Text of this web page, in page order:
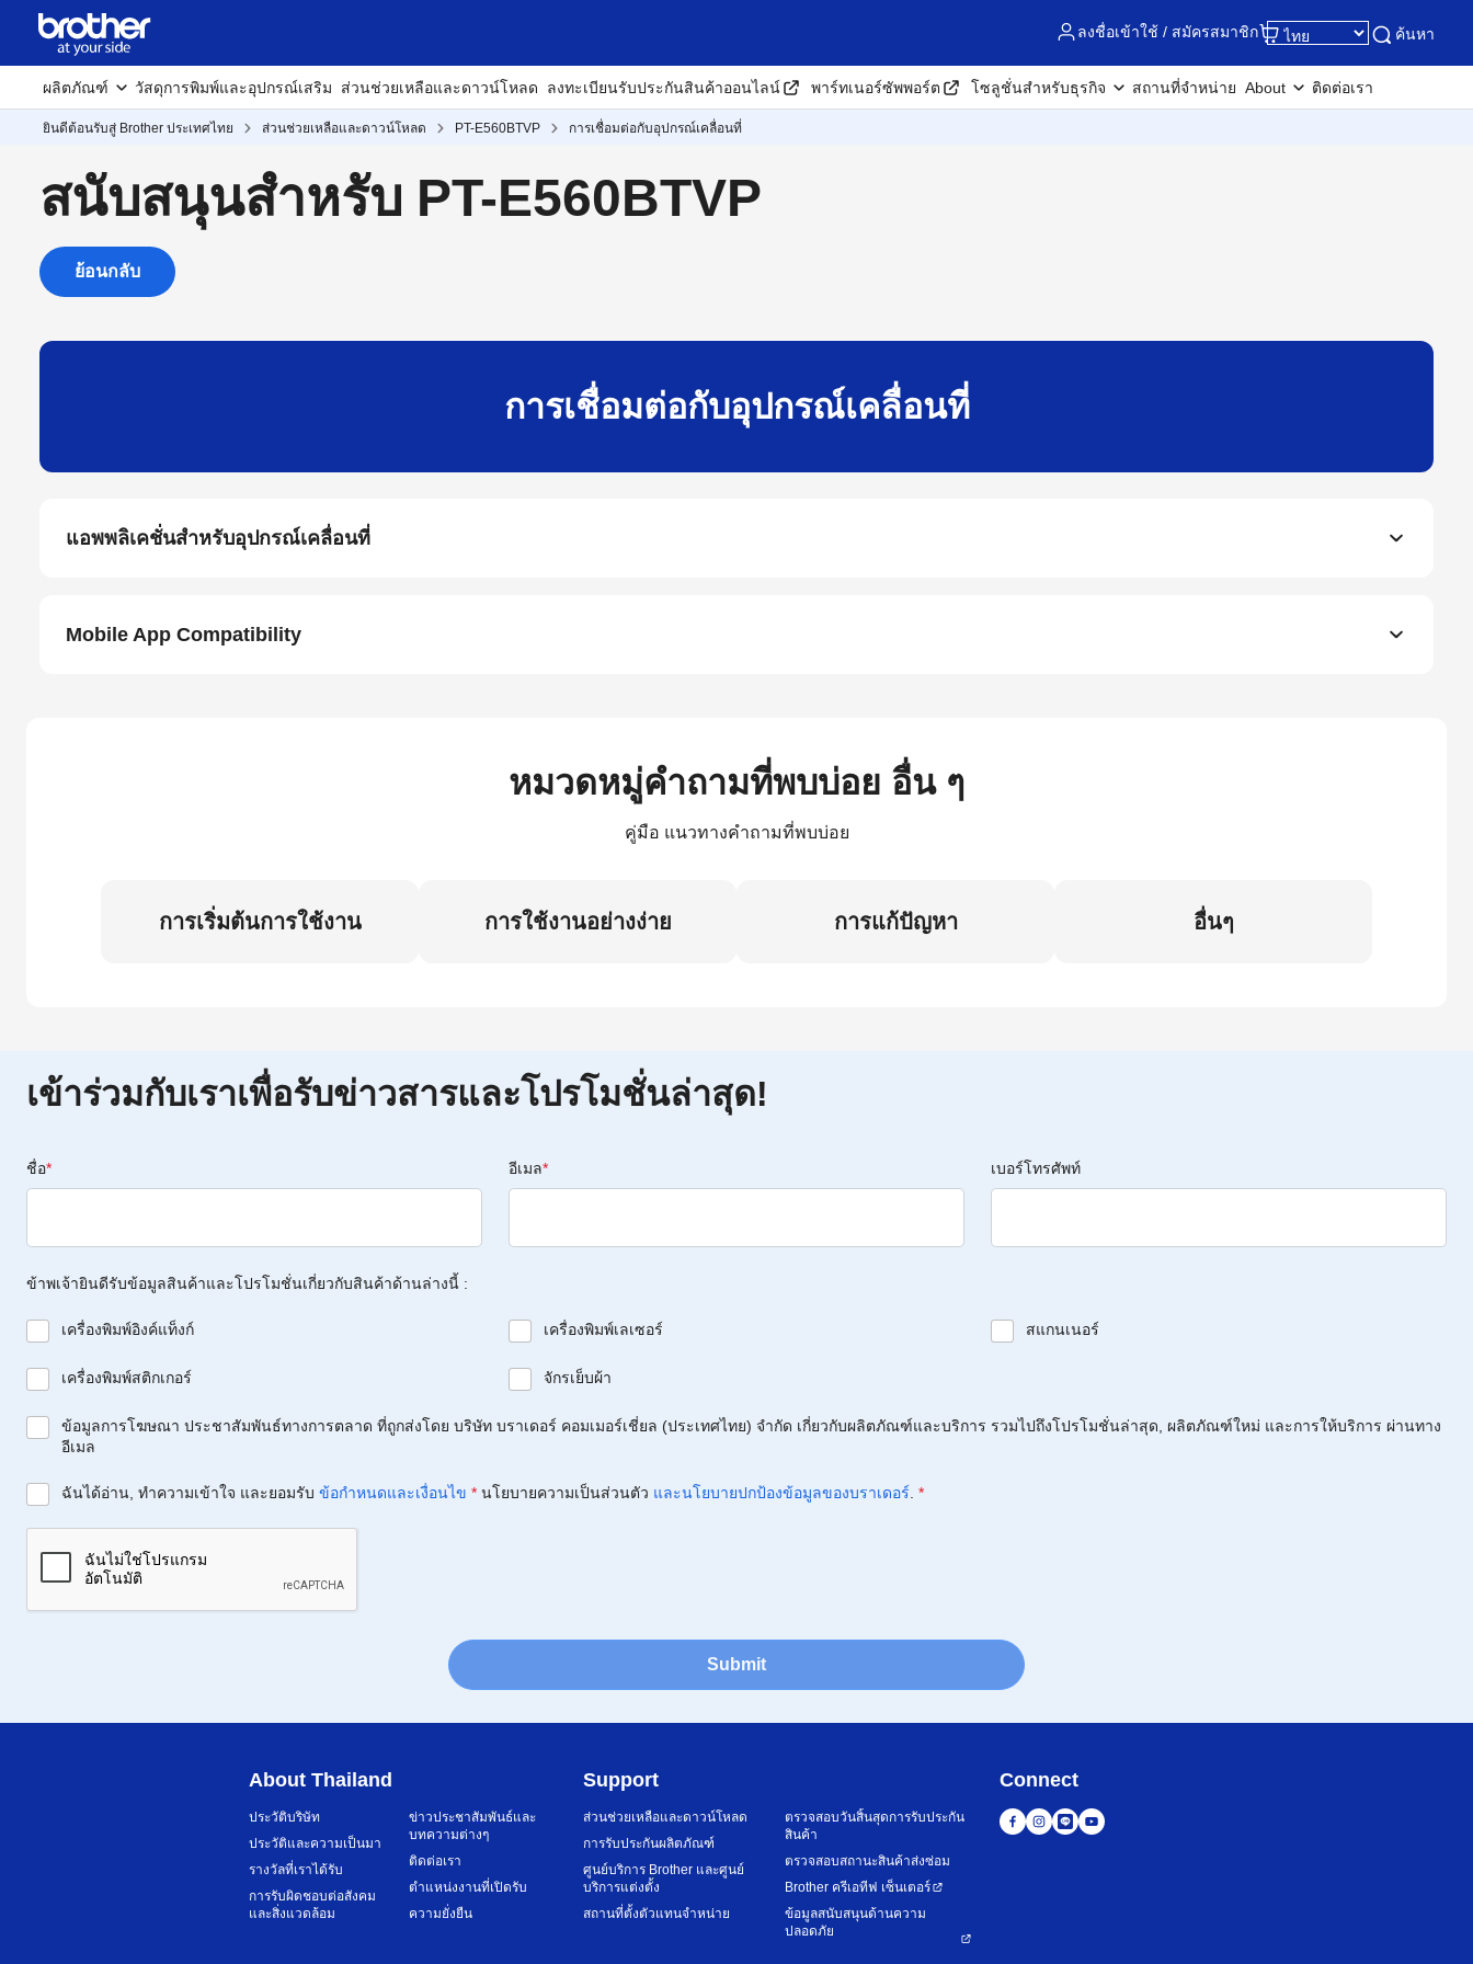
ลงชื่อเข้าใช้ / สมัครสมาชิก ค้นหา
ผลิตภัณฑ์ วัสดุการพิมพ์และอุปกรณ์เสริม ส่วนช่วยเหลือและดาวน์โหลด ลงทะเบียนรับประกันสินค้าออนไลน์ พาร์ทเนอร์ซัพพอร์ต โซลูชั่นสำหรับธุรกิจ สถานที่จำหน่าย About ติดต่อเรา
ยินดีต้อนรับสู่ Brother ประเทศไทย ส่วนช่วยเหลือและดาวน์โหลด PT-E560BTVP การเชื่อมต่อกับอุปกรณ์เคลื่อนที่
สนับสนุนสำหรับ PT-E560BTVP
ย้อนกลับ
การเชื่อมต่อกับอุปกรณ์เคลื่อนที่
แอพพลิเคชั่นสำหรับอุปกรณ์เคลื่อนที่
Mobile App Compatibility
หมวดหมู่คำถามที่พบบ่อย อื่น ๆ
คู่มือ แนวทางคำถามที่พบบ่อย
การเริ่มต้นการใช้งาน การใช้งานอย่างง่าย การแก้ปัญหา อื่นๆ
เข้าร่วมกับเราเพื่อรับข่าวสารและโปรโมชั่นล่าสุด!
ชื่อ* อีเมล* เบอร์โทรศัพท์
ข้าพเจ้ายินดีรับข้อมูลสินค้าและโปรโมชั่นเกี่ยวกับสินค้าด้านล่างนี้ :
เครื่องพิมพ์อิงค์แท็งก์ เครื่องพิมพ์เลเซอร์ สแกนเนอร์
เครื่องพิมพ์สติกเกอร์ จักรเย็บผ้า
ข้อมูลการโฆษณา ประชาสัมพันธ์ทางการตลาด ที่ถูกส่งโดย บริษัท บราเดอร์ คอมเมอร์เชี่ยล (ประเทศไทย) จำกัด เกี่ยวกับผลิตภัณฑ์และบริการ รวมไปถึงโปรโมชั่นล่าสุด, ผลิตภัณฑ์ใหม่ และการให้บริการ ผ่านทาง
อีเมล
ฉันได้อ่าน, ทำความเข้าใจ และยอมรับ ข้อกำหนดและเงื่อนไข * นโยบายความเป็นส่วนตัว และนโยบายปกป้องข้อมูลของบราเดอร์ *
Submit
About Thailand
ประวัติบริษัท
ประวัติและความเป็นมา
รางวัลที่เราได้รับ
การรับผิดชอบต่อสังคม
และสิ่งแวดล้อม
ข่าวประชาสัมพันธ์และ
บทความต่างๆ
ติดต่อเรา
ตำแหน่งงานที่เปิดรับ
ความยั่งยืน
Support
ส่วนช่วยเหลือและดาวน์โหลด
การรับประกันผลิตภัณฑ์
ศูนย์บริการ Brother และศูนย์
บริการแต่งตั้ง
สถานที่ตั้งตัวแทนจำหน่าย
ตรวจสอบวันสิ้นสุดการรับประกัน
สินค้า
ตรวจสอบสถานะสินค้าส่งซ่อม
Brother ครีเอทีฟ เซ็นเตอร์
ข้อมูลสนับสนุนด้านความ
ปลอดภัย
Connect